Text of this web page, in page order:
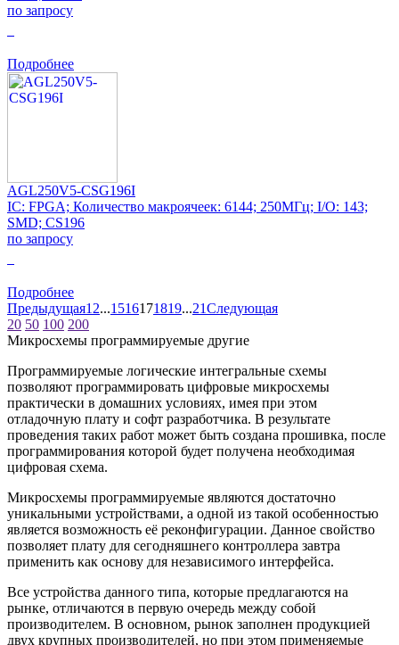
по запросу
Подробнее
AGL250V5-CSG196I
IC: FPGA; Количество макроячеек: 6144; 250МГц; I/O: 143;
SMD; CS196
по запросу
Подробнее
Предыдущая1 2...1516171819...21Следующая
20 50 100 200
Микросхемы программируемые другие
Программируемые логические интегральные схемы
позволяют программировать цифровые микросхемы
практически в домашних условиях, имея при этом
отладочную плату и софт разработчика. В результате
проведения таких работ может быть создана прошивка, после
программирования которой будет получена необходимая
цифровая схема.
Микросхемы программируемые являются достаточно
уникальными устройствами, а одной из такой особенностью
является возможность её реконфигурации. Данное свойство
позволяет плату для сегодняшнего контроллера завтра
применить как основу для независимого интерфейса.
Все устройства данного типа, которые предлагаются на
рынке, отличаются в первую очередь между собой
производителем. В основном, рынок заполнен продукцией
двух крупных производителей, но при этом применяемые